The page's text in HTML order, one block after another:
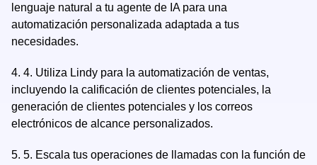
lenguaje natural a tu agente de IA para una
automatización personalizada adaptada a tus
necesidades.
4. 4. Utiliza Lindy para la automatización de ventas,
incluyendo la calificación de clientes potenciales, la
generación de clientes potenciales y los correos
electrónicos de alcance personalizados.
5. 5. Escala tus operaciones de llamadas con la función de